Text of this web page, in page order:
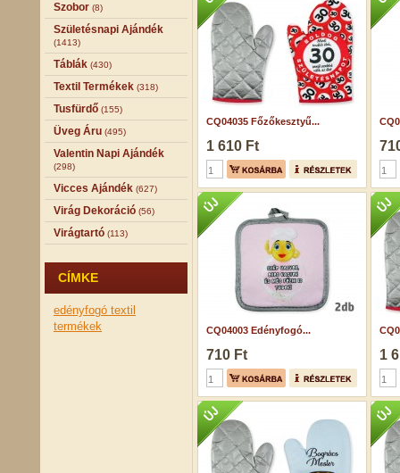
Szobor (8)
Születésnapi Ajándék
(1413)
Táblák (430)
Textil Termékek (318)
Tusfürdő (155)
Üveg Áru (495)
Valentin Napi Ajándék
(298)
Vicces Ajándék (627)
Virág Dekoráció (56)
Virágtartó (113)
CÍMKE
edényfogó textil
termékek
CQ04035 Főzőkesztyű...
1 610 Ft
CQ04003 Edényfogó...
710 Ft 1